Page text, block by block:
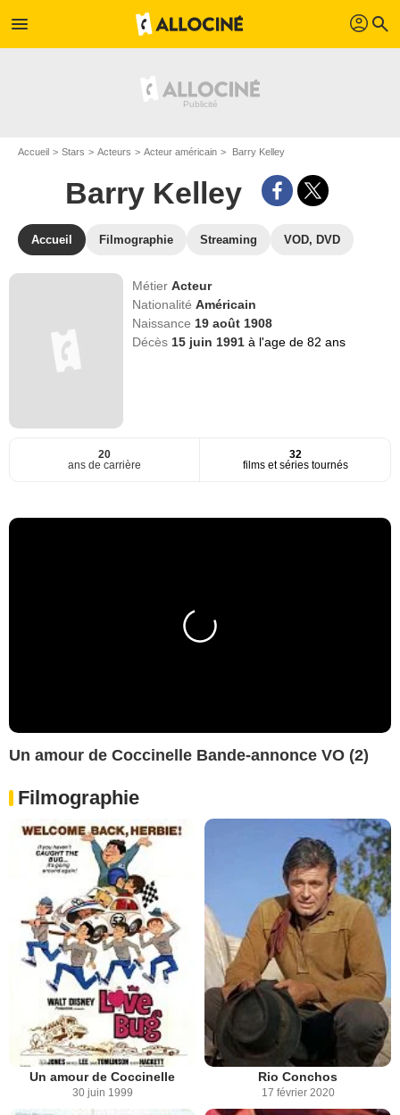
menu profil search
Accueil Stars Acteurs Acteur américain Barry Kelley
Barry Kelley
Accueil Filmographie Streaming VOD, DVD
MétierActeur
NationalitéAméricain
Naissance 19 août 1908
Décès 15 juin 1991à l'age de 82 ans
20
ans de carrière
32
films et séries tournés
Un amour de Coccinelle Bande-annonce VO (2)
Filmographie
Un amour de Coccinelle
30 juin 1999
Rio Conchos
17 février 2020